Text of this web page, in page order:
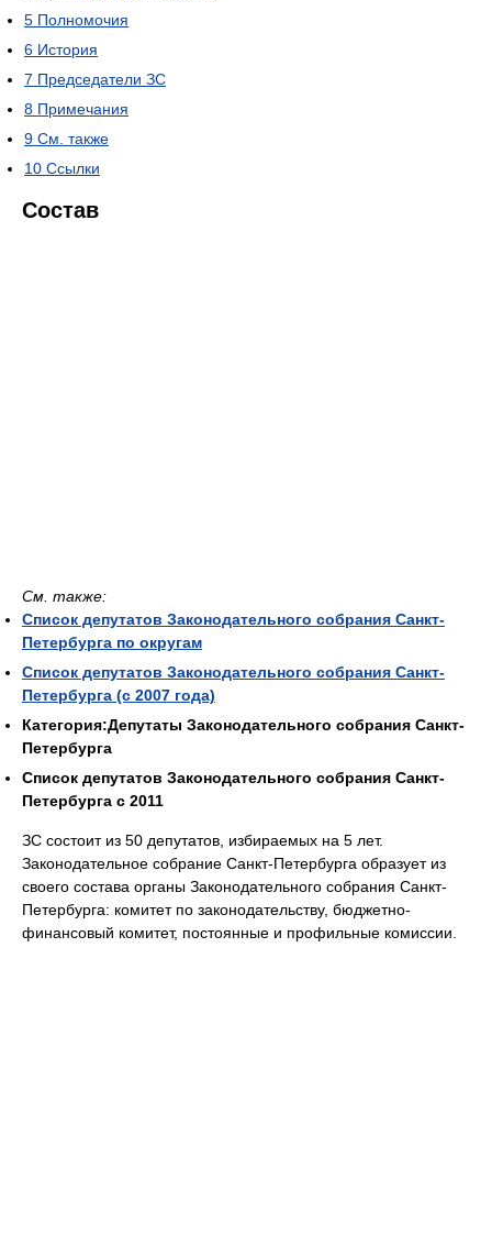
5 Полномочия
6 История
7 Председатели ЗС
8 Примечания
9 См. также
10 Ссылки
Состав
См. также:
Список депутатов Законодательного собрания Санкт-
Петербурга по округам
Список депутатов Законодательного собрания Санкт-
Петербурга (с 2007 года)
Категория:Депутаты Законодательного собрания Санкт-
Петербурга
Список депутатов Законодательного собрания Санкт-
Петербурга с 2011
ЗС состоит из 50 депутатов, избираемых на 5 лет.
Законодательное собрание Санкт-Петербурга образует из
своего состава органы Законодательного собрания Санкт-
Петербурга: комитет по законодательству, бюджетно-
финансовый комитет, постоянные и профильные комиссии.